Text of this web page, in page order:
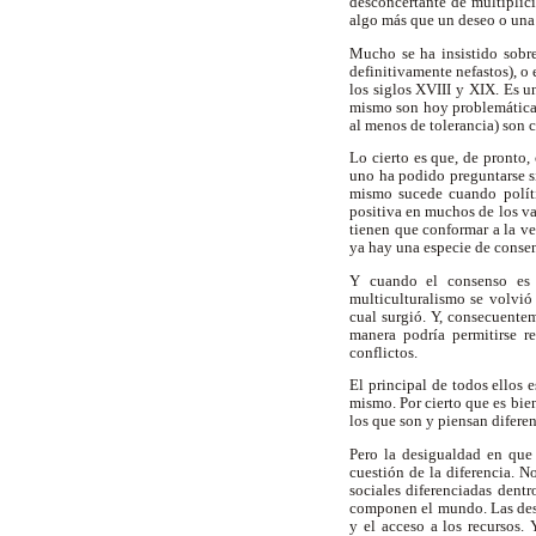
algo más que un deseo o
Mucho se ha insistido
definitivamente nefastos), o
los siglos XVIII y XIX. Es
mismo son hoy
al menos de tolerancia) son
Lo cierto es que, de
uno ha podido preguntarse
mismo sucede cuando
positiva en muchos de los
tienen que conformar a la
ya hay una especie de
Y cuando el consenso es
multiculturalismo se volvió
cual surgió. Y,
manera podría permitirse
conflictos.
El principal de todos ellos
mismo. Por cierto que es
los que son y piensan
Pero la desigualdad en
cuestión de la diferencia.
sociales diferenciadas
componen el mundo. Las
y el acceso a los recursos.